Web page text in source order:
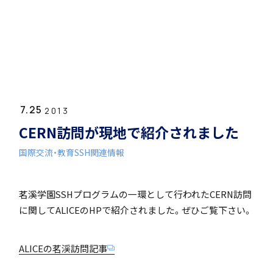
7.25 2013
CERN訪問が現地で紹介されました
国際交流・教育SSH関連情報
茗溪学園SSHプログラムの一環として行われたCERN訪問
に関してALICEのHPで紹介されました。ぜひご覧下さい。
ALICEの茗渓訪問記事
学校長挨拶
年間行事・課外活動